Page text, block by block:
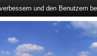
und den Benutzern